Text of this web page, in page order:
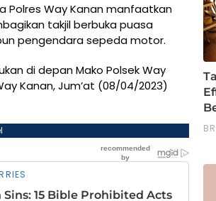
Polres Way Kanan manfaatkan
takjil berbuka puasa
pengendara sepeda motor.
di depan Mako Polsek Way
Kanan, Jum’at (08/04/2023)